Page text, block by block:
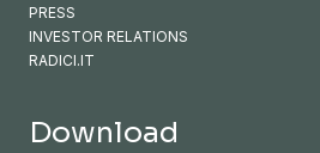
PRESS
INVESTOR RELATIONS
RADICI.IT
Download